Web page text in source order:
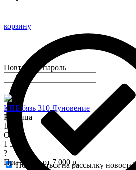
корзину
КПБ бязь 310 Дуновение
Розница
1 575
Опт
1 345
?
При заказе от 7 000 р.
Повторите пароль
Подписаться на рассылку новостей